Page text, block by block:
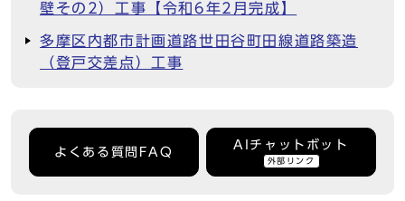
壁その2）工事【令和6年2月完成】
多摩区内都市計画道路世田谷町田線道路築造
（登戸交差点）工事
よくある質問FAQ
AIチャットボット
外部リンク